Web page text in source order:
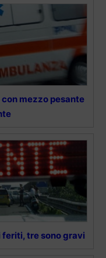
mezzo pesante
feriti, tre sono gravi